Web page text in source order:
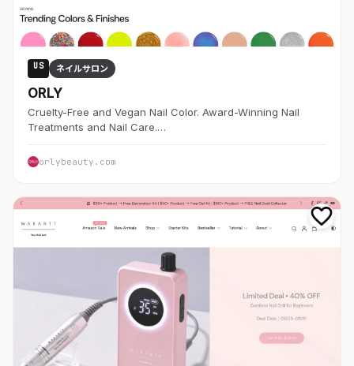
US ネイルサロン
ORLY
Cruelty-Free and Vegan Nail Color. Award-Winning Nail
Treatments and Nail Care.…
orlybeauty.com